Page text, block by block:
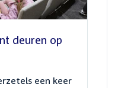
deuren op
een keer